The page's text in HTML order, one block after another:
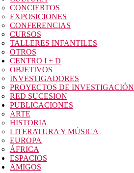
CONCIERTOS
EXPOSICIONES
CONFERENCIAS
CURSOS
TALLERES INFANTILES
OTROS
CENTRO I + D
OBJETIVOS
INVESTIGADORES
PROYECTOS DE INVESTIGACIÓN
RED SUCESION
PUBLICACIONES
ARTE
HISTORIA
LITERATURA Y MÚSICA
EUROPA
ÁFRICA
ESPACIOS
AMIGOS